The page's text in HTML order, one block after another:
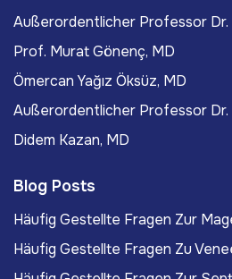
Außerordentlicher Professor Dr.
Prof. Murat Gönenç, MD
Ömercan Yağız Öksüz, MD
Außerordentlicher Professor Dr.
Didem Kazan, MD
Blog Posts
Häufig Gestellte Fragen Zur
Häufig Gestellte Fragen Zu